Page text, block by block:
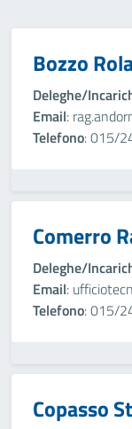
Bozzo
Deleghe/
Email:
Telefono: 015/
Comerro
Deleghe/
Email:
Telefono: 015/
Copasso